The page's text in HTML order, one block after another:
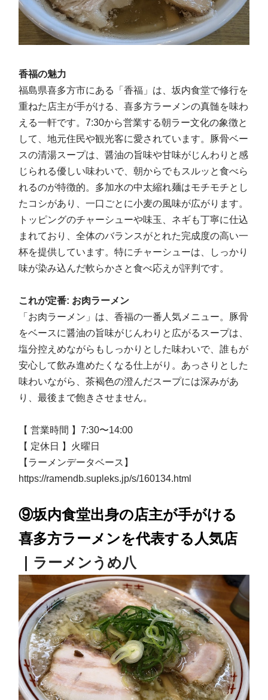
香福の魅力
福島県喜多方市にある「香福」は、坂内食堂で修行を
重ねた店主が手がける、喜多方ラーメンの真髄を味わ
える一軒です。7:30から営業する朝ラー文化の象徴と
して、地元住民や観光客に愛されています。豚骨ベー
スの清湯スープは、醤油の旨味や甘味がじんわりと感
じられる優しい味わいで、朝からでもスルッと食べら
れるのが特徴的。多加水の中太縮れ麺はモチモチとし
たコシがあり、一口ごとに小麦の風味が広がります。
トッピングのチャーシューや味玉、ネギも丁寧に仕込
まれており、全体のバランスがとれた完成度の高い一
杯を提供しています。特にチャーシューは、しっかり
味が染み込んだ軟らかさと食べ応えが評判です。
これが定番: お肉ラーメン
「お肉ラーメン」は、香福の一番人気メニュー。豚骨
をベースに醤油の旨味がじんわりと広がるスープは、
塩分控えめながらもしっかりとした味わいで、誰もが
安心して飲み進めたくなる仕上がり。あっさりとした
味わいながら、茶褐色の澄んだスープには深みがあ
り、最後まで飽きさせません。
【 営業時間 】 7:30〜14:00
【 定休日 】 火曜日
【ラーメンデータベース】
https://ramendb.supleks.jp/s/160134.html
⑨坂内食堂出身の店主が手がける
喜多方ラーメンを代表する人気店
ラーメンうめ八